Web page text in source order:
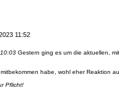
11:52
Gestern ging es um die aktuellen,
habe, wohl eher Reaktion
Pflicht!